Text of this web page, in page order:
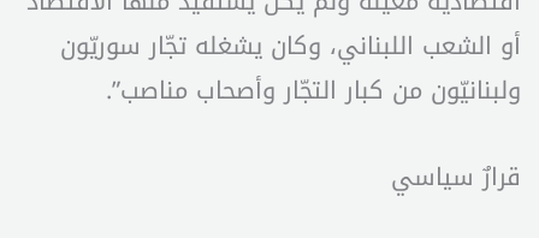
أو الشعب اللبناني، وكان يشغله تجّار سوريّون
ولبنانيّون من كبار التجّار وأصحاب مناصب”.
قرارٌ سياسي